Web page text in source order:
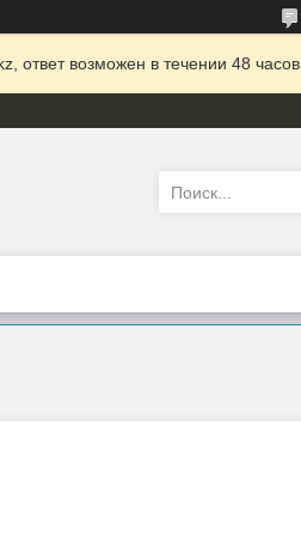
ответ возможен в течении 48 часов.